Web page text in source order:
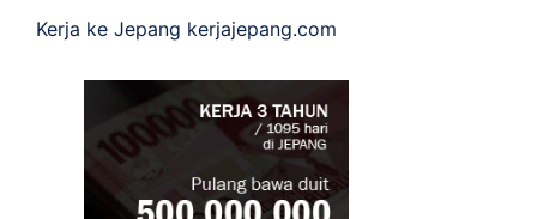
Kerja ke Jepang kerjajepang.com